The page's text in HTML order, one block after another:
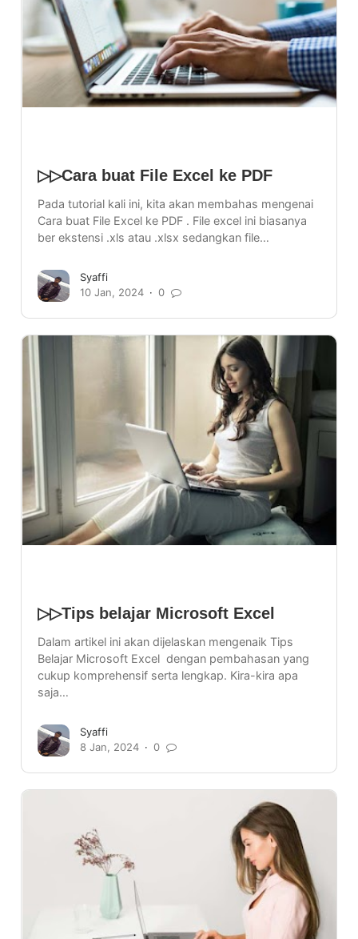
▷▷Cara buat File Excel ke PDF
Pada tutorial kali ini, kita akan membahas mengenai
Cara buat File Excel ke PDF . File excel ini biasanya
ber ekstensi .xls atau .xlsx sedangkan file…
Syaffi
10 Jan, 2024
0
▷▷Tips belajar Microsoft Excel
Dalam artikel ini akan dijelaskan mengenaik Tips
Belajar Microsoft Excel dengan pembahasan yang
cukup komprehensif serta lengkap. Kira-kira apa
saja…
Syaffi
8 Jan, 2024
0